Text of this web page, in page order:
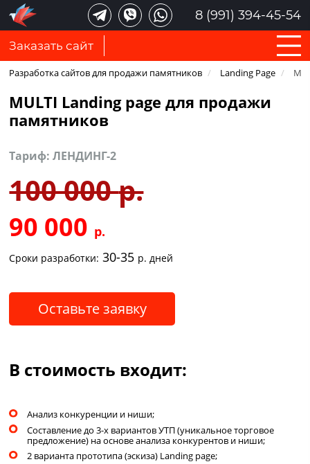
8 (991) 394-45-54
Заказать сайт
Разработка сайтов для продажи памятников / Landing Page /
MULTI Landing page для продажи
памятников
Тариф: ЛЕНДИНГ-2
100 000р.
90 000 р.
Сроки разработки: 30-35 р. дней
Оставьте заявку
В стоимость входит:
Анализ конкуренции и ниши;
Составление до 3-х вариантов УТП (уникальное торговое
предложение) на основе анализа конкурентов и ниши;
2 варианта прототипа (эскиза) Landing page;